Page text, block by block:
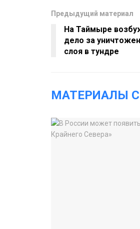
Предыдущий материал
На Таймыре
дело за
слоя в тундре
МАТЕРИАЛЫ С